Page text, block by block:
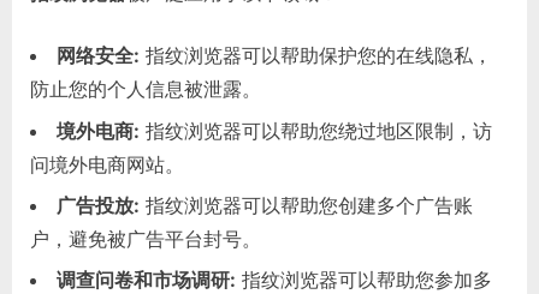
网络安全: 指纹浏览器可以帮助保护您的在线隐私，
防止您的个人信息被泄露。
境外电商: 指纹浏览器可以帮助您绕过地区限制，访
问境外电商网站。
广告投放: 指纹浏览器可以帮助您创建多个广告账
户，避免被广告平台封号。
调查问卷和市场调研: 指纹浏览器可以帮助您参加多